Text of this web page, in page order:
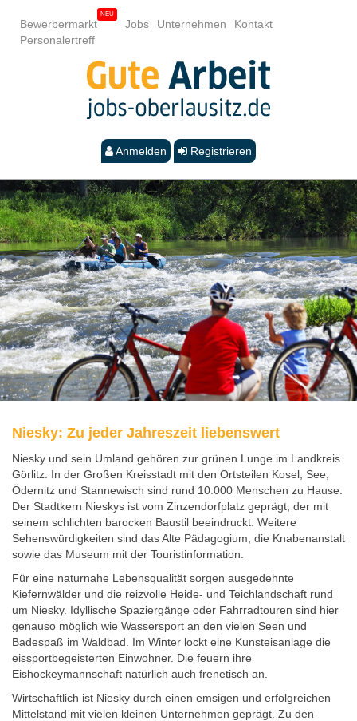
Bewerbermarkt Jobs Unternehmen
Kontakt
Personalertreff
Anmelden Registrieren
Niesky: Zu jeder Jahreszeit liebenswert
Niesky und sein Umland gehören zur grünen Lunge im Landkreis
Görlitz. In der Großen Kreisstadt mit den Ortsteilen Kosel, See,
Ödernitz und Stannewisch sind rund 10.000 Menschen zu Hause.
Der Stadtkern Nieskys ist vom Zinzendorfplatz geprägt, der mit
seinem schlichten barocken Baustil beeindruckt. Weitere
Sehenswürdigkeiten sind das Alte Pädagogium, die Knabenanstalt
sowie das Museum mit der Touristinformation.
Für eine naturnahe Lebensqualität sorgen ausgedehnte
Kiefernwälder und die reizvolle Heide- und Teichlandschaft rund
um Niesky. Idyllische Spaziergänge oder Fahrradtouren sind hier
genauso möglich wie Wassersport an den vielen Seen und
Badespaß im Waldbad. Im Winter lockt eine Kunsteisanlage die
eissportbegeisterten Einwohner. Die feuern ihre
Eishockeymannschaft natürlich auch frenetisch an.
Wirtschaftlich ist Niesky durch einen emsigen und erfolgreichen
Mittelstand mit vielen kleinen Unternehmen geprägt. Zu den